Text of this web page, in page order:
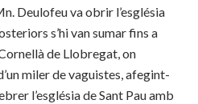
Deulofeu va obrir l’església
s’hi van sumar fins a
de Llobregat, on
miler de vaguistes, afegint-
l’església de Sant Pau amb